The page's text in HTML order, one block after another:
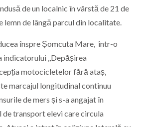
de un localnic în vârstă de 21 de
lemn de lângă parcul din localitate.
înspre Șomcuta Mare, într-o
indicatorului ,,Depășirea
motocicletelor fără ataș,
marcajul longitudinal continuu
de mers și s-a angajat în
de transport elevi care circula